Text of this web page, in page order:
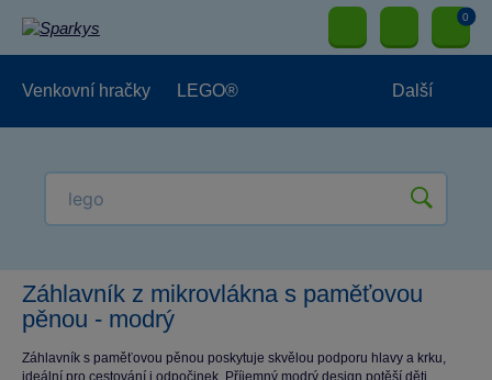
0
Venkovní hračky LEGO® Další
Záhlavník z mikrovlákna s paměťovou
pěnou - modrý
Záhlavník s paměťovou pěnou poskytuje skvělou podporu hlavy a krku,
ideální pro cestování i odpočinek. Příjemný modrý design potěší děti